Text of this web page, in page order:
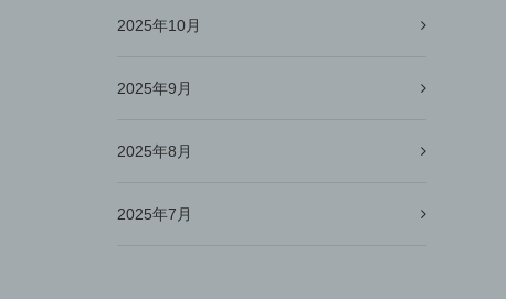
2025年10月
2025年9月
2025年8月
2025年7月